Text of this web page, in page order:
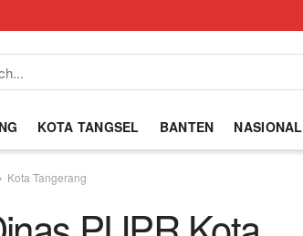
KOTA TANGSEL BANTEN NASIONAL
Kota Tangerang